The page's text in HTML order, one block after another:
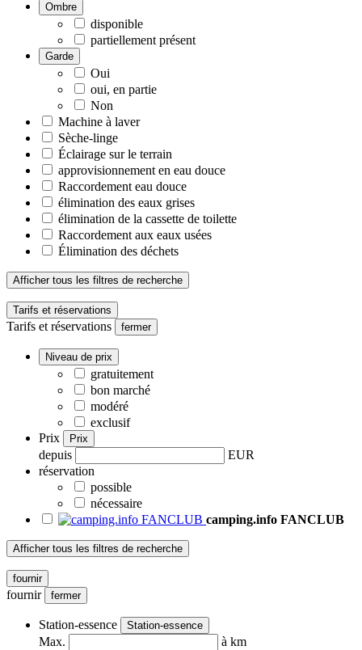
Ombre
disponible
partiellement présent
Garde
Oui
oui, en partie
Non
Machine à laver
Sèche-linge
Éclairage sur le terrain
approvisionnement en eau douce
Raccordement eau douce
élimination des eaux grises
élimination de la cassette de toilette
Raccordement aux eaux usées
Élimination des déchets
Afficher tous les filtres de recherche
Tarifs et réservations
Tarifs et réservations fermer
Niveau de prix
gratuitement
bon marché
modéré
exclusif
Prix
Prix
depuis
EUR
réservation
possible
nécessaire
camping.info FANCLUB
Afficher tous les filtres de recherche
fournir
fournir fermer
Station-essence Station-essence
Max.
à km